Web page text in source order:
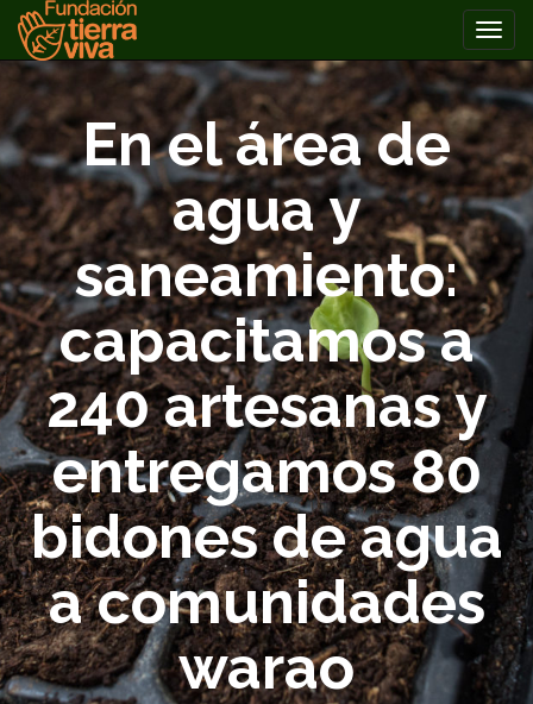
PRIMARY
MENU
Skip
to
content En el área de
agua y
saneamiento:
capacitamos a
240 artesanas y
entregamos 80
bidones de agua
a comunidades
warao